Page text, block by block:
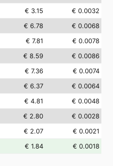
€ 3.15
€ 0.0032
€ 6.78
€ 0.0068
€ 7.81
€ 0.0078
€ 8.59
€ 0.0086
€ 7.36
€ 0.0074
€ 6.37
€ 0.0064
€ 4.81
€ 0.0048
€ 2.80
€ 0.0028
€ 2.07
€ 0.0021
€ 1.84 € 0.0018